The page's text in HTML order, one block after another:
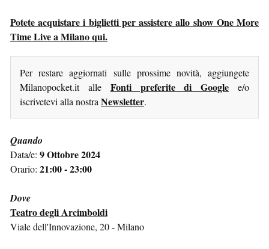
Potete acquistare i biglietti per assistere allo show One More
Time Live a Milano qui.
Per restare aggiornati sulle prossime novità, aggiungete
Milanopocket.it alle Fonti preferite di Google e/o
iscrivetevi alla nostra Newsletter.
Quando
Data/e: 9 Ottobre 2024
Orario: 21:00 - 23:00
Dove
Teatro degli Arcimboldi
Viale dell'Innovazione, 20 - Milano